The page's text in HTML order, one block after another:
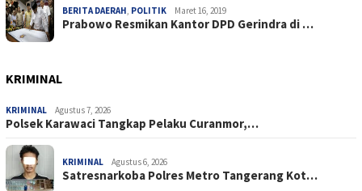
BERITA DAERAH, POLITIK Maret 16, 2019
Prabowo Resmikan Kantor DPD Gerindra di …
KRIMINAL
KRIMINAL Agustus 7, 2026
Polsek Karawaci Tangkap Pelaku Curanmor,…
KRIMINAL Agustus 6, 2026
Satresnarkoba Polres Metro Tangerang Kot…